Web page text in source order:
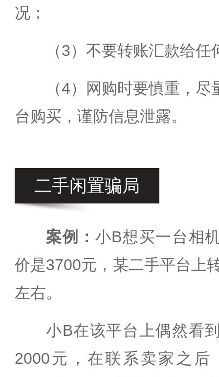
况；
（3）不要转账汇款给任
（4）网购时要慎重，
台购买，谨防信息泄露。
二手闲置骗局
案例： 小B想买一台相
价是3700元，某二手平台上
左右。
小B在该平台上偶然看
2000元，在联系卖家之后